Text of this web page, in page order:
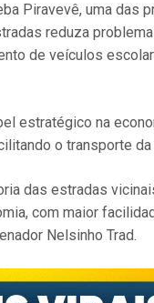
Piravevê, uma das
reduza
de veículos
estratégico na
o transporte
das estradas
com maior
Nelsinho Trad.